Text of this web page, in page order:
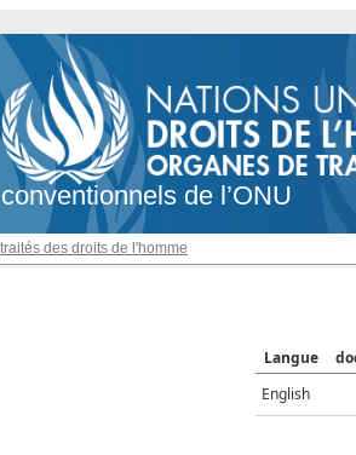
conventionnels de l’ONU
des droits de l'homme
Langue
English